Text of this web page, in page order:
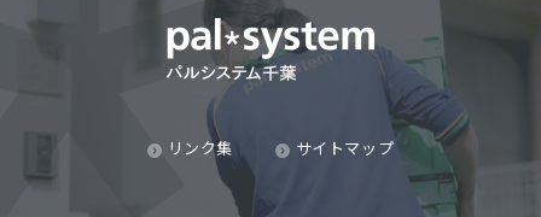
リンク集 サイトマップ